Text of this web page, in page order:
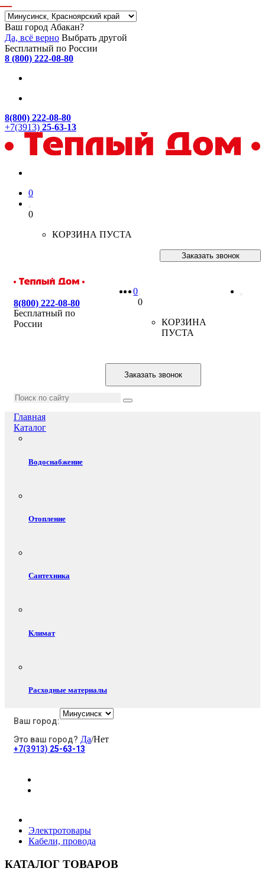
Ваш город Абакан?
Да, всё верно Выбрать другой
Бесплатный по России
8 (800) 222-08-80
8(800) 222-08-80
+7(3913) 25-63-13
0
0
КОРЗИНА ПУСТА
Заказать звонок
8(800) 222-08-80
Бесплатный по
России
0
0
КОРЗИНА
ПУСТА
Заказать звонок
Главная
Каталог
Водоснабжение
Отопление
Сантехника
Климат
Расходные материалы
Электротовары
Хозяйственные товары
Ваш город:
Это ваш город? Да/Нет
+7(3913) 25-63-13
Электротовары
Кабели, провода
КАТАЛОГ ТОВАРОВ